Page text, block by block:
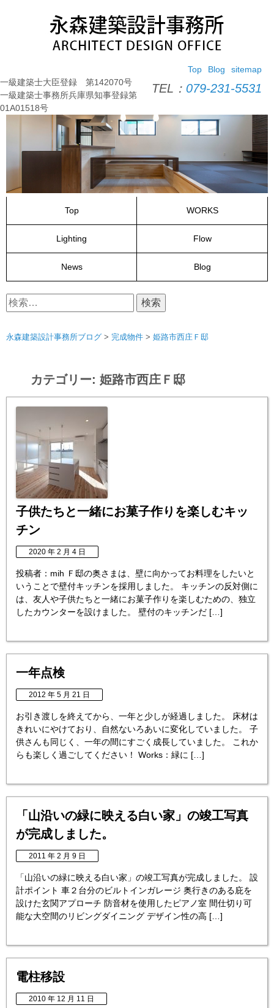
ス
キ
ッ
sitemap
Blog
Top
TEL： 079-231-5531
一級建築士大臣登録 第142070号
一級建築士事務所兵庫県知事登録第
01A01518号
Top WORKS
Lighting Flow
News Blog
検
索:
永森建築設計事務所ブログ > 完成物件 > 姫路市西庄Ｆ邸
カテゴリー: 姫路市西庄Ｆ邸
子供たちと一緒にお菓子作りを楽しむキッ
チン
2020 年 2 月 4 日
投稿者：mih Ｆ邸の奥さまは、壁に向かってお料理をしたいと
いうことで壁付キッチンを採用しました。 キッチンの反対側に
は、友人や子供たちと一緒にお菓子作りを楽しむための、独立
したカウンターを設けました。 壁付のキッチンだ […]
一年点検
2012 年 5 月 21 日
お引き渡しを終えてから、一年と少しが経過しました。 床材は
きれいにやけており、自然ないろあいに変化していました。 子
供さんも同じく、一年の間にすごく成長していました。 これか
らも楽しく過ごしてください！ Works：緑に […]
「山沿いの緑に映える白い家」の竣工写真
が完成しました。
2011 年 2 月 9 日
「山沿いの緑に映える白い家」の竣工写真が完成しました。 設
計ポイント 車２台分のビルトインガレージ 奥行きのある庇を
設けた玄関アプローチ 防音材を使用したピアノ室 間仕切り可
能な大空間のリビングダイニング デザイン性の高 […]
電柱移設
2010 年 12 月 11 日